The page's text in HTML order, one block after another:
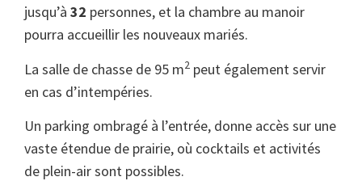
jusqu’à 32 personnes, et la chambre au manoir
pourra accueillir les nouveaux mariés.
La salle de chasse de 95 m2 peut également servir
en cas d’intempéries.
Un parking ombragé à l’entrée, donne accès sur une
vaste étendue de prairie, où cocktails et activités
de plein-air sont possibles.